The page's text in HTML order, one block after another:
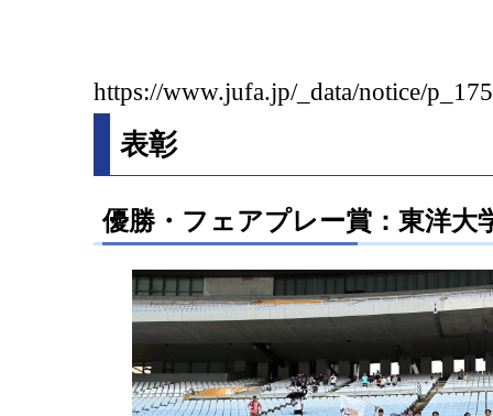
https://www.jufa.jp/_data/notice/
表彰
優勝・フェアプレー賞：東洋大